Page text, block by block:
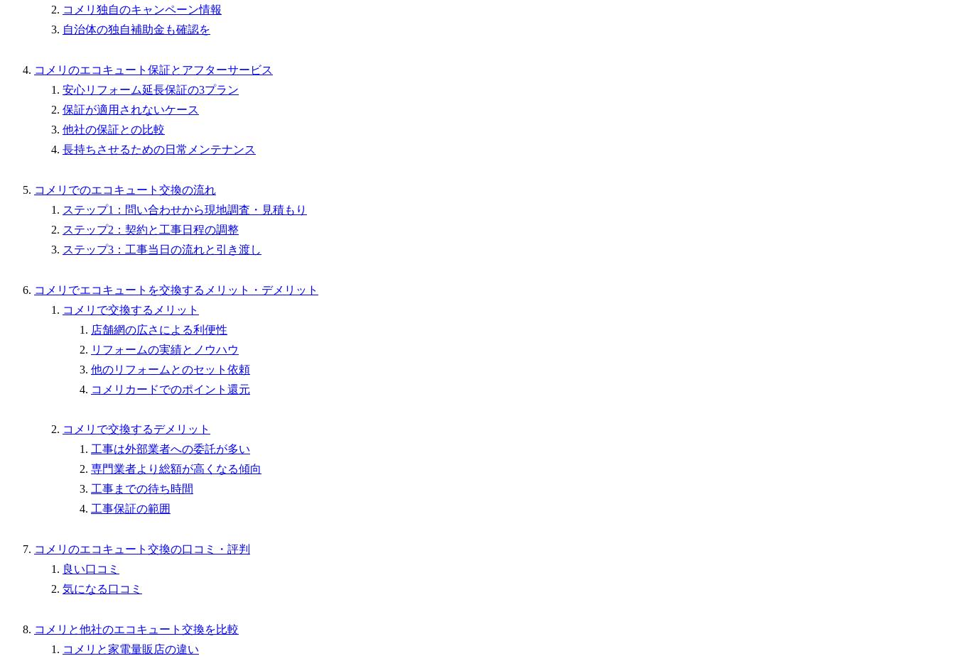
コメリ独自のキャンペーン情報
自治体の独自補助金も確認を
コメリのエコキュート保証とアフターサービス
安心リフォーム延長保証の3プラン
保証が適用されないケース
他社の保証との比較
長持ちさせるための日常メンテナンス
コメリでのエコキュート交換の流れ
ステップ1：問い合わせから現地調査・見積もり
ステップ2：契約と工事日程の調整
ステップ3：工事当日の流れと引き渡し
コメリでエコキュートを交換するメリット・デメリット
コメリで交換するメリット
店舗網の広さによる利便性
リフォームの実績とノウハウ
他のリフォームとのセット依頼
コメリカードでのポイント還元
コメリで交換するデメリット
工事は外部業者への委託が多い
専門業者より総額が高くなる傾向
工事までの待ち時間
工事保証の範囲
コメリのエコキュート交換の口コミ・評判
良い口コミ
気になる口コミ
コメリと他社のエコキュート交換を比較
コメリと家電量販店の違い